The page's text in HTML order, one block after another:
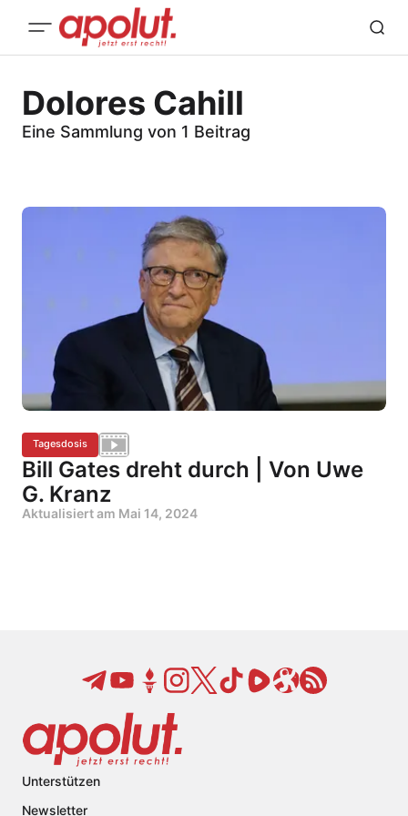
Dolores Cahill
Eine Sammlung von 1 Beitrag
Tagesdosis
Bill Gates dreht durch | Von Uwe
G. Kranz
Aktualisiert am Mai 14, 2024
Unterstützen
Newsletter